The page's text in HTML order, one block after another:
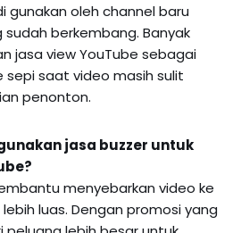
gunakan oleh channel baru
berkembang. Banyak
jasa view YouTube sebagai
sepi saat video masih sulit
penonton.
jasa buzzer untuk
menyebarkan video ke
luas. Dengan promosi yang